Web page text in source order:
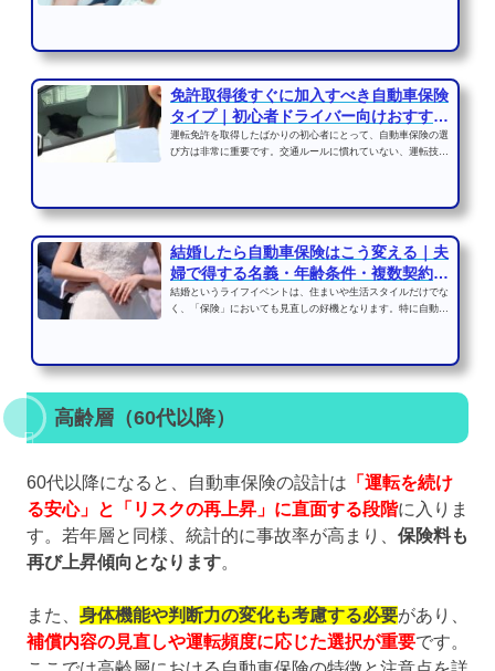
免許取得後すぐに加入すべき自動車保険
タイプ｜初心者ドライバー向けおすすめ
補償
運転免許を取得したばかりの初心者にとって、自動車保険の選
び方は非常に重要です。交通ルールに慣れていない、運転技術
結婚したら自動車保険はこう変える｜夫
婦で得する名義・年齢条件・複数契約割
引の...
結婚というライフイベントは、住まいや生活スタイルだけでな
く、「保険」においても見直しの好機となります。特に自動車
高齢層（60代以降）
60代以降になると、自動車保険の設計は 「運転を続け
る安心」と「リスクの再上昇」に直面する段階に入りま
す。若年層と同様、統計的に事故率が高まり、 保険料も
再び上昇傾向となります。
また、 身体機能や判断力の変化も考慮する必要があり、
補償内容の見直しや運転頻度に応じた選択が重要です。